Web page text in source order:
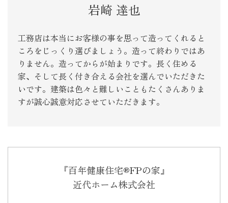
岩崎 達也
工務店は本当にお客様の事を思って造ってくれると
ころをじっくり選びましょう。造って終わりではあ
りません。造ってからが始まりです。長く住める
家、そして長く付き合える会社を選んでいただきた
いです。建築は色々と難しいこともたくさんありま
すが誠心誠意対応させていただきます。
『百年健康住宅®FPの家』
近代ホーム株式会社